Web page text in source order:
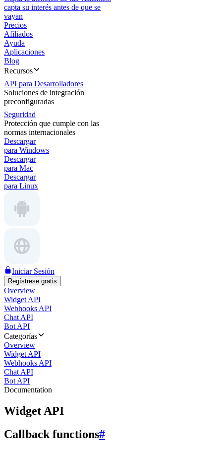
capta su interés antes de que se
vayan
Precios
Afiliados
Ayuda
Aplicaciones
Blog
Recursos
API para Desarrolladores
Soluciones de integración
preconfiguradas
Seguridad
Protección que cumple con las
normas internacionales
Descargar
para Windows
Descargar
para Mac
Descargar
para Linux
Iniciar Sesión
Regístrese gratis
Overview
Widget API
Webhooks API
Chat API
Bot API
Categorías
Overview
Widget API
Webhooks API
Chat API
Bot API
Documentation
Widget API
Callback functions#